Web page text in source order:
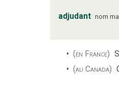
adjudant nom
(en France)
(au Canada)